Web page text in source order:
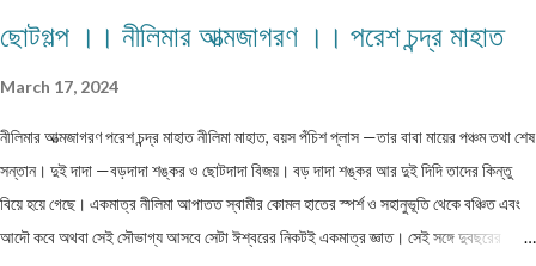
ছোটগল্প ।। নীলিমার আত্মজাগরণ ।। পরেশ চন্দ্র মাহাত
March 17, 2024
নীলিমার আত্মজাগরণ পরেশ চন্দ্র মাহাত নীলিমা মাহাত, বয়স পঁচিশ প্লাস —তার বাবা মায়ের পঞ্চম তথা শেষ
সন্তান। দুই দাদা —বড়দাদা শঙ্কর ও ছোটদাদা বিজয়। বড় দাদা শঙ্কর আর দুই দিদি তাদের কিন্তু
বিয়ে হয়ে গেছে। একমাত্র নীলিমা আপাতত স্বামীর কোমল হাতের স্পর্শ ও সহানুভূতি থেকে বঞ্চিত এবং
আদৌ কবে অথবা সেই সৌভাগ্য আসবে সেটা ঈশ্বরের নিকটই একমাত্র জ্ঞাত। সেই সঙ্গে দুবছরের